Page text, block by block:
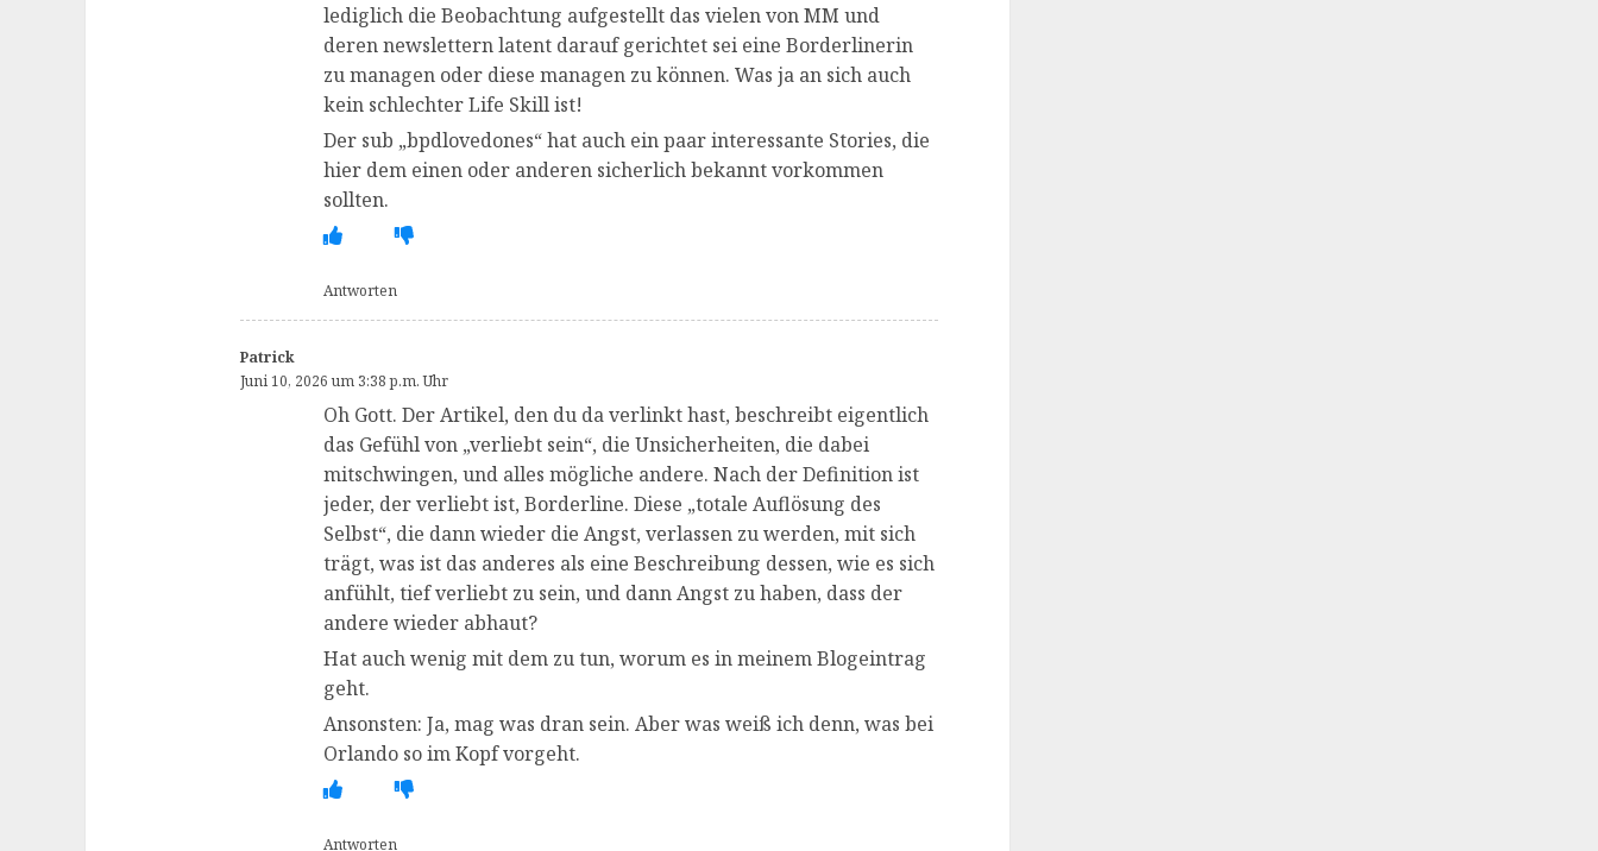
lediglich die Beobachtung aufgestellt das vielen von MM und
deren newslettern latent darauf gerichtet sei eine Borderlinerin
zu managen oder diese managen zu können. Was ja an sich auch
kein schlechter Life Skill ist!
Der sub „bpdlovedones“ hat auch ein paar interessante Stories, die
hier dem einen oder anderen sicherlich bekannt vorkommen
sollten.
Antworten
Patrick
Juni 10, 2026 um 3:38 p.m. Uhr
Oh Gott. Der Artikel, den du da verlinkt hast, beschreibt eigentlich
das Gefühl von „verliebt sein“, die Unsicherheiten, die dabei
mitschwingen, und alles mögliche andere. Nach der Definition ist
jeder, der verliebt ist, Borderline. Diese „totale Auflösung des
Selbst“, die dann wieder die Angst, verlassen zu werden, mit sich
trägt, was ist das anderes als eine Beschreibung dessen, wie es sich
anfühlt, tief verliebt zu sein, und dann Angst zu haben, dass der
andere wieder abhaut?
Hat auch wenig mit dem zu tun, worum es in meinem Blogeintrag
geht.
Ansonsten: Ja, mag was dran sein. Aber was weiß ich denn, was bei
Orlando so im Kopf vorgeht.
Antworten